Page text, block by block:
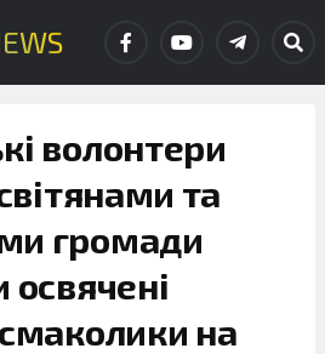
волонтери
та
громади
освячені
на